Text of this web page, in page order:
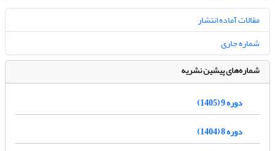
مقالات آماده انتشار
شماره جاری
شماره‌های پیشین نشریه
دوره 9 (1405)
دوره 8 (1404)